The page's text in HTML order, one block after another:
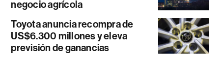
negocio agrícola
Toyota anuncia recompra de
US$6.300 millones y eleva
previsión de ganancias